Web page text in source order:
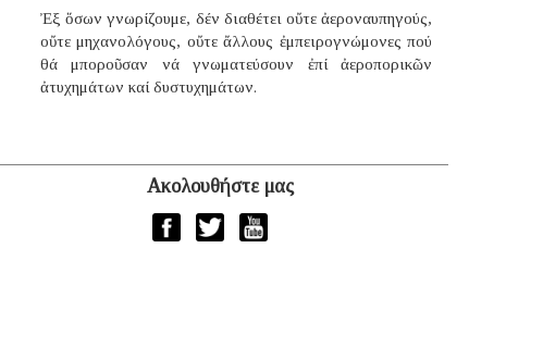
Ἐξ ὅσων γνωρίζουμε, δέν διαθέτει οὔτε ἀεροναυπηγούς,
οὔτε μηχανολόγους, οὔτε ἄλλους ἐμπειρογνώμονες πού
θά μποροῦσαν νά γνωματεύσουν ἐπί ἀεροπορικῶν
ἀτυχημάτων καί δυστυχημάτων.
Ακολουθήστε μας